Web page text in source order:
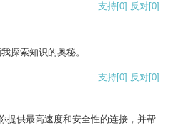
支持[0] 反对[0]
探索知识的奥秘。
支持[0] 反对[0]
提供最高速度和安全性的连接，并帮